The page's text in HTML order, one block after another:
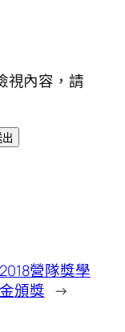
視內容，請
2018營隊獎學
金頒獎 →